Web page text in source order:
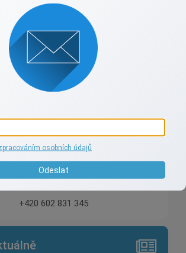
Aleš Nachtnebl
a zkušenost 29let v oboru
nachtnebl@hcnreality.cz
+420 602 831 345
osobních údajů
Odeslat